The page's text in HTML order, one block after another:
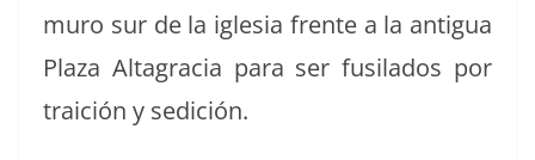
muro sur de la igle­sia frente a la antigua
Plaza Alt­a­gra­cia para ser fusila­dos por
traición y sedición.